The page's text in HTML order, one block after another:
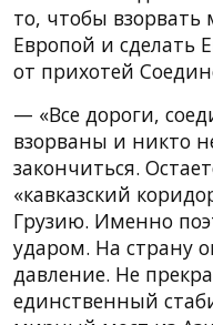
то, чтобы
Европой и сделать
от прихотей
— «Все дороги,
взорваны и никто
закончиться.
«кавказский
Грузию. Именно
ударом. На страну
давление. Не
единственный